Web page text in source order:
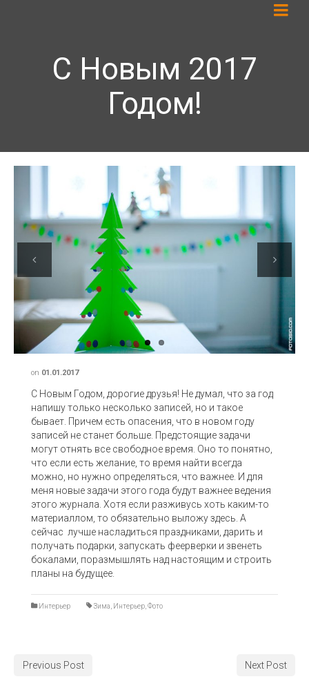
С Новым 2017
Годом!
on 01.01.2017
С Новым Годом, дорогие друзья! Не думал, что за год
напишу только несколько записей, но и такое
бывает. Причем есть опасения, что в новом году
записей не станет больше. Предстоящие задачи
могут отнять все свободное время. Оно то понятно,
что если есть желание, то время найти всегда
можно, но нужно определяться, что важнее. И для
меня новые задачи этого года будут важнее ведения
этого журнала. Хотя если разживусь хоть каким-то
материаллом, то обязательно выложу здесь. А
сейчас лучше насладиться праздниками, дарить и
получать подарки, запускать феерверки и звенеть
бокалами, поразмышлять над настоящим и строить
планы на будущее.
Интерьер Зима Интерьер Фото
Previous Post Next Post